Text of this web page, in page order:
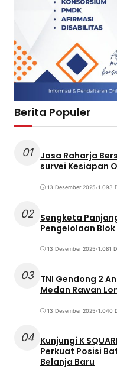
Berita Populer
01
Jasa Raharja
survei Kesiapan
13 Desember 2025•1.093
02 Sengketa
Pengelolaan
13 Desember 2025•1.081
03 TNI Gendong 2
Medan Rawan
13 Desember 2025•1.040
04 Kunjungi K
Perkuat Posisi
Belanja Baru